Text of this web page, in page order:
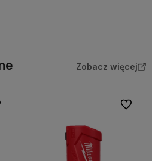
Zobacz więcej
Do